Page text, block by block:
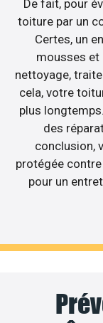
De fait, pour
toiture par un
Certes, un
mousses et
nettoyage,
cela, votre
plus
des
conclusion,
protégée
pour un